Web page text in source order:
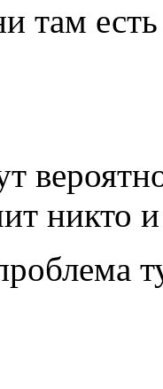
там есть
никто и